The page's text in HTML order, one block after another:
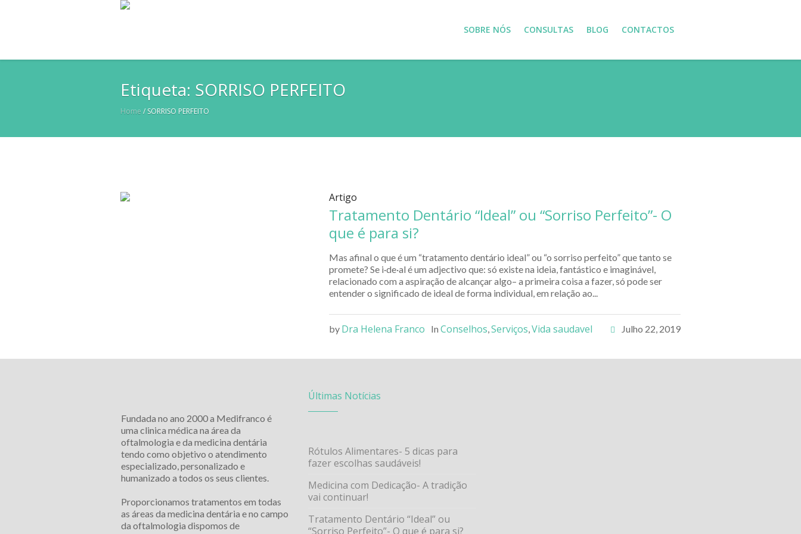
SOBRE NÓS CONSULTAS BLOG CONTACTOS
Etiqueta: SORRISO PERFEITO
Home / SORRISO PERFEITO
Artigo
Tratamento Dentário “Ideal” ou “Sorriso Perfeito”- O
que é para si?
Mas afinal o que é um “tratamento dentário ideal” ou “o sorriso perfeito” que tanto se
promete? Se i·de·al é um adjectivo que: só existe na ideia, fantástico e imaginável,
relacionado com a aspiração de alcançar algo– a primeira coisa a fazer, só pode ser
entender o significado de ideal de forma individual, em relação ao...
Julho 22, 2019
by Dra Helena Franco InConselhos,Serviços,Vida saudavel
Fundada no ano 2000 a Medifranco é
uma clinica médica na área da
oftalmologia e da medicina dentária
tendo como objetivo o atendimento
especializado, personalizado e
humanizado a todos os seus clientes.
Proporcionamos tratamentos em todas
as áreas da medicina dentária e no campo
da oftalmologia dispomos de
Últimas Notícias
Rótulos Alimentares- 5 dicas para
fazer escolhas saudáveis!
Medicina com Dedicação- A tradição
vai continuar!
Tratamento Dentário “Ideal” ou
“Sorriso Perfeito”- O que é para si?